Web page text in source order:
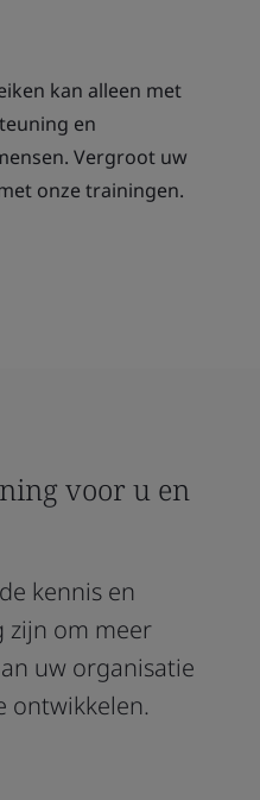
kan alleen met
en
Vergroot uw
onze trainingen.
voor u en
kennis en
zijn om meer
uw organisatie
ontwikkelen.